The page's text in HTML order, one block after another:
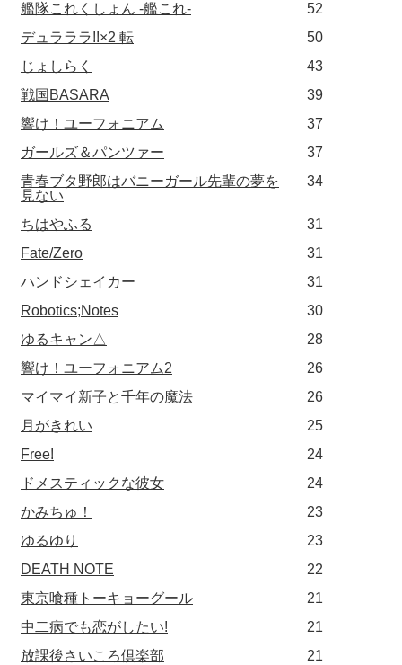
艦隊これくしょん -艦これ-
52
デュラララ!!×2 転
50
じょしらく
43
戦国BASARA
39
響け！ユーフォニアム
37
ガールズ＆パンツァー
37
青春ブタ野郎はバニーガール先輩の夢を
見ない
34
ちはやふる
31
Fate/Zero
31
ハンドシェイカー
31
Robotics;Notes
30
ゆるキャン△
28
響け！ユーフォニアム2
26
マイマイ新子と千年の魔法
26
月がきれい
25
Free!
24
ドメスティックな彼女
24
かみちゅ！
23
ゆるゆり
23
DEATH NOTE
22
東京喰種トーキョーグール
21
中二病でも恋がしたい!
21
放課後さいころ倶楽部
21